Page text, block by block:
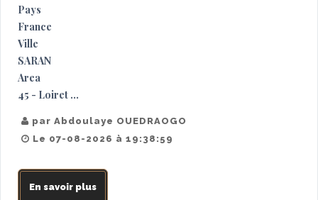
Pays
France
Ville
SARAN
Area
45 - Loiret ...
par Abdoulaye OUEDRAOGO
Le 07-08-2026 à 19:38:59
En savoir plus